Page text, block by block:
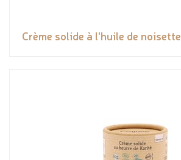
Crème solide à l'huile de noisette